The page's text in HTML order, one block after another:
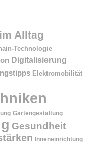
Alltag
Technologie
Digitalisierung
Elektromobilität
Gartengestaltung
Gesundheit
Inneneinrichtung